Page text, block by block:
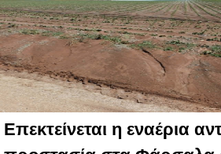
Επεκτείνεται η εναέρια